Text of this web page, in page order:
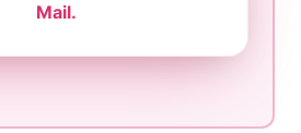
Mail.